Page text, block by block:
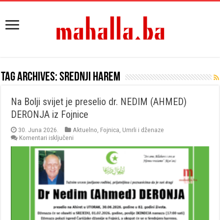
Tag Archives:srednji harem
Na Bolji svijet je preselio dr. NEDIM (AHMED)
DERONJA iz Fojnice
30. Juna 2026. Aktuelno Fojnica Umrli i dženaze
Komentari isključeni
Na
dr.
NEDIM
(AHMED)
DERONJA
iz